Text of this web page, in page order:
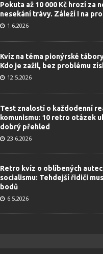
Pokuta až 10 000 Kč hrozí za
nesekání trávy. Záleží i na
1.6.2026
Kvíz na téma pionýrské
Kdo je zažil, bez problému
12.5.2026
Test znalostí o každodenní
komunismu: 10 retro otázek
dobrý přehled
23.6.2026
Retro kvíz o oblíbených
socialismu: Tehdejší řidiči
bodů
6.5.2026